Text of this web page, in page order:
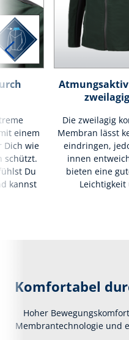
einem
Dich wie
schützt.
Du
kannst
Die zweilagig
Membran lässt
eindringen,
innen
bieten eine
Komfortabel
Hoher
Membrantechnologie und